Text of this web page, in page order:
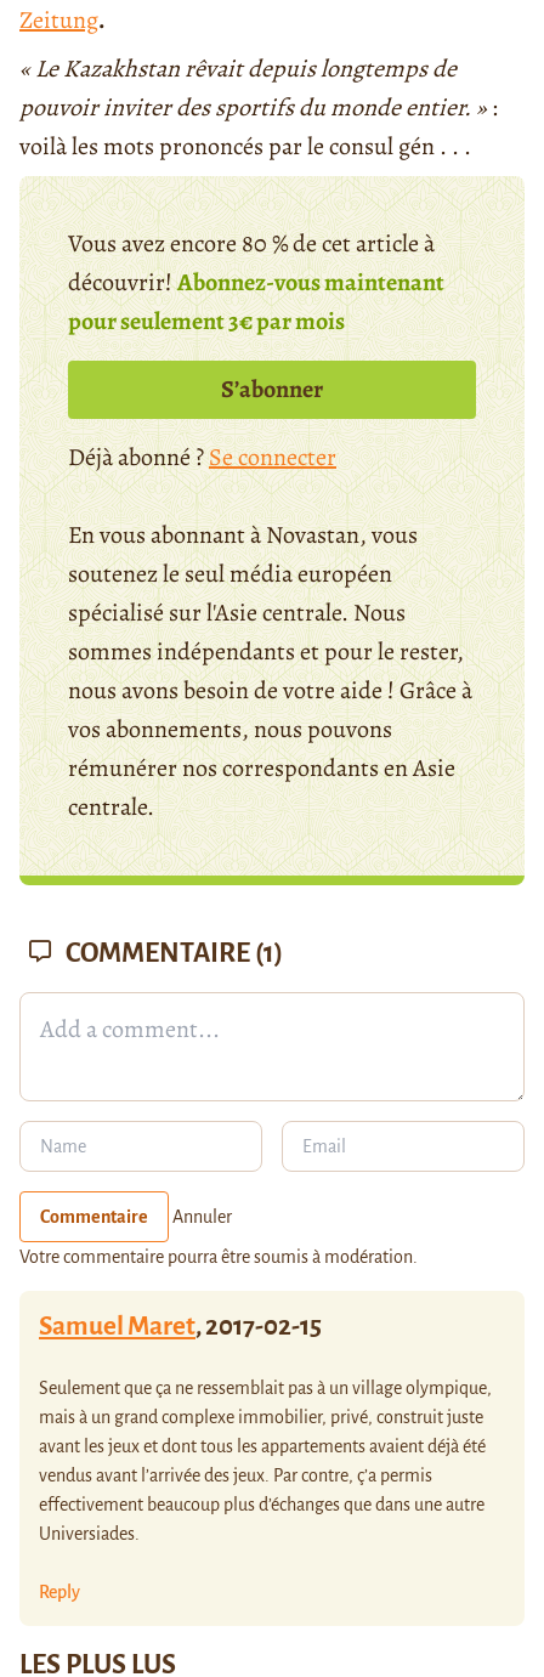
Zeitung.
« Le Kazakhstan rêvait depuis longtemps de
pouvoir inviter des sportifs du monde entier. »:
voilà les mots prononcés par le consul gén . . .
Vous avez encore 80 % de cet article à
découvrir!Abonnez-vous maintenant
pour seulement 3€ par mois
S’abonner
Déjà abonné ?Se connecter
En vous abonnant à Novastan, vous
soutenez le seul média européen
spécialisé sur l'Asie centrale. Nous
sommes indépendants et pour le rester,
nous avons besoin de votre aide ! Grâce à
vos abonnements, nous pouvons
rémunérer nos correspondants en Asie
centrale.
LES PLUS LUS
COMMENTAIRE (1)
Commentaire Annuler
Votre commentaire pourra être soumis à modération.
Samuel Maret,2017-02-15
Seulement que ça ne ressemblait pas à un village olympique,
mais à un grand complexe immobilier, privé, construit juste
avant les jeux et dont tous les appartements avaient déjà été
vendus avant l’arrivée des jeux. Par contre, ç’a permis
effectivement beaucoup plus d’échanges que dans une autre
Universiades.
Reply